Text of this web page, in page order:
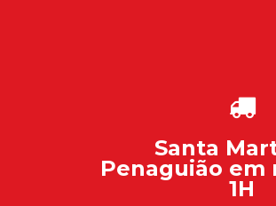
Santa
Penaguião em
1H